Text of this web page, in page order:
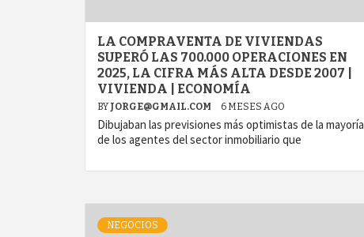
LA COMPRAVENTA DE VIVIENDAS
SUPERÓ LAS 700.000 OPERACIONES EN
2025, LA CIFRA MÁS ALTA DESDE 2007 |
VIVIENDA | ECONOMÍA
BY JORGE@GMAIL.COM 6 MESES AGO
Dibujaban las previsiones más optimistas de la mayoría
de los agentes del sector inmobiliario que
NEGOCIOS